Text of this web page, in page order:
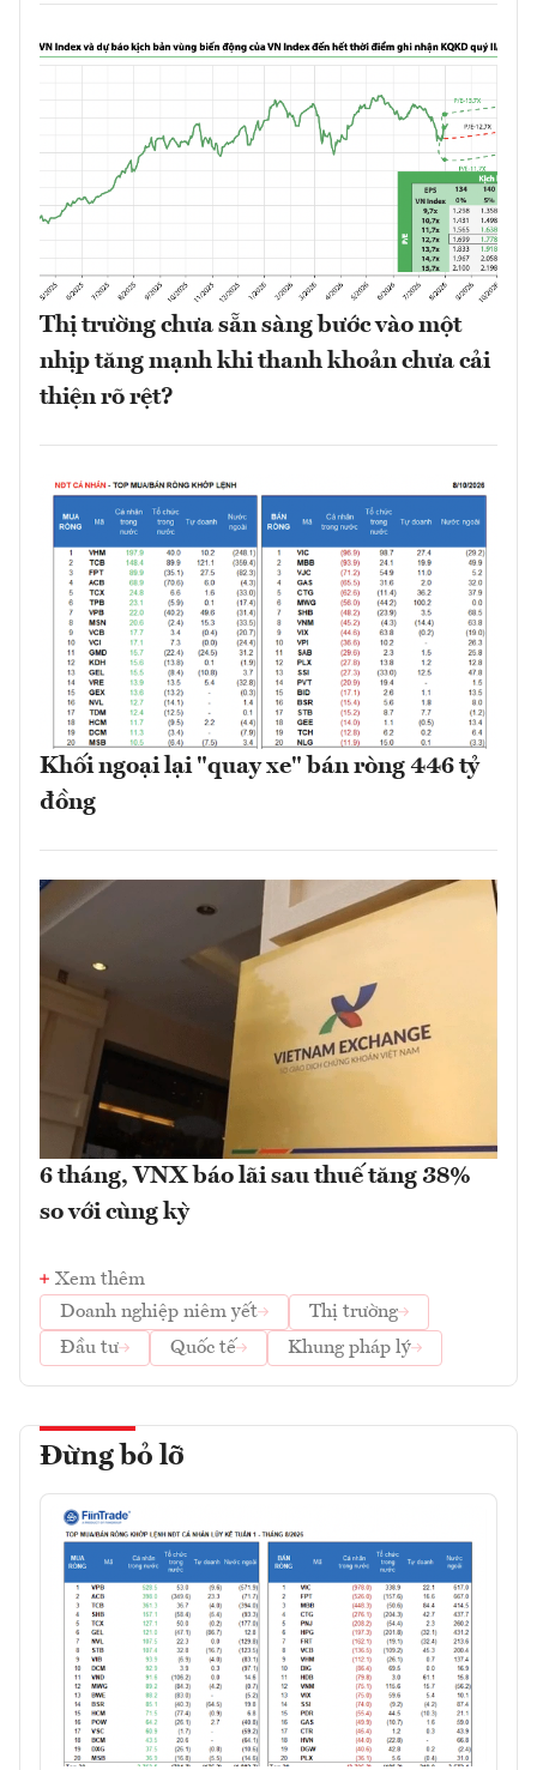
Thị trường chưa sẵn sàng bước vào một
nhịp tăng mạnh khi thanh khoản chưa cải
thiện rõ rệt?
Khối ngoại lại "quay xe" bán ròng 446 tỷ
đồng
6 tháng, VNX báo lãi sau thuế tăng 38%
so với cùng kỳ
Xem thêm
Doanh nghiệp niêm yết
Thị trường
Đầu tư
Quốc tế Khung pháp lý
Đừng bỏ lỡ